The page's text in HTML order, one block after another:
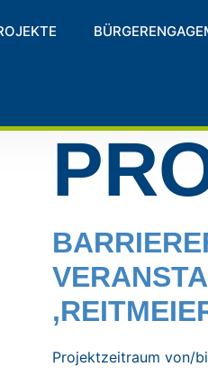
Projektzeitraum von/